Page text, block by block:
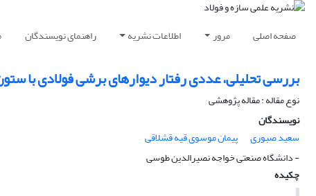
صفحه اصلی مرور اطلاعات نشریه راهنمای نویسندگان
بررسی تحلیلی، عددی رفتار دیوارهای برشی فولادی با
نوع مقاله : مقاله پژوهشی
نویسندگان
سعید صبوری
پیمان موسوی قیه قشلاقی
- دانشگاه صنعتی خواجه نصیرالدین طوسی
چکیده